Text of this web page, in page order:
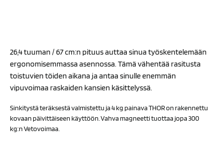
26,4 tuuman / 67 cm:n pituus auttaa sinua työskentelemään
ergonomisemmassa asennossa. Tämä vähentää rasitusta
toistuvien töiden aikana ja antaa sinulle enemmän
vipuvoimaa raskaiden kansien käsittelyssä.
Sinkitystä teräksestä valmistettu ja 4 kg painava THOR on rakennettu
kovaan päivittäiseen käyttöön. Vahva magneetti tuottaa jopa 300
kg:n Vetovoimaa.